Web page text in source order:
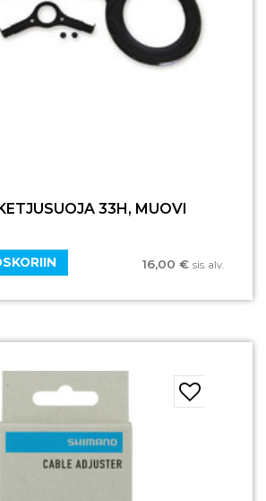
33H, MUOVI
16,00 € sis. alv.